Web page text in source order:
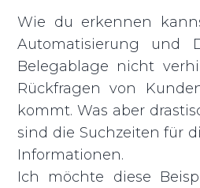
Wie du erkennen
Automatisierung und
Belegablage nicht
Rückfragen von
kommt. Was aber
sind die Suchzeiten für
Informationen.
Ich möchte diese